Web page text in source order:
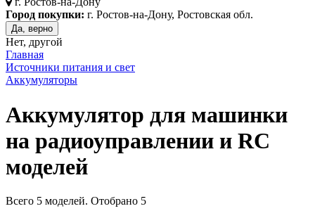
Город покупки: г. Ростов-на-Дону, Ростовская обл.
Да, верно
Нет, другой
Главная
Источники питания и свет
Аккумуляторы
Аккумулятор для машинки
на радиоуправлении и RC
моделей
Всего 5 моделей. Отобрано 5